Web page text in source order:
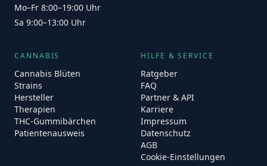
Mo–Fr 8:00–19:00 Uhr
Sa 9:00–13:00 Uhr
CANNABIS
Cannabis Blüten
Strains
Hersteller
Therapien
THC-Gummibärchen
Patientenausweis
HILFE & SERVICE
Ratgeber
FAQ
Partner & API
Karriere
Impressum
Datenschutz
AGB
Cookie-Einstellungen